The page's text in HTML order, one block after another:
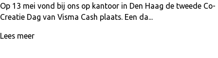
Op 13 mei vond bij ons op kantoor in Den Haag de tweede Co-
Creatie Dag van Visma Cash plaats. Een da...
Lees meer